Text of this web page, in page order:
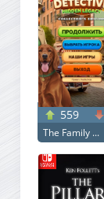
559
The Family ...